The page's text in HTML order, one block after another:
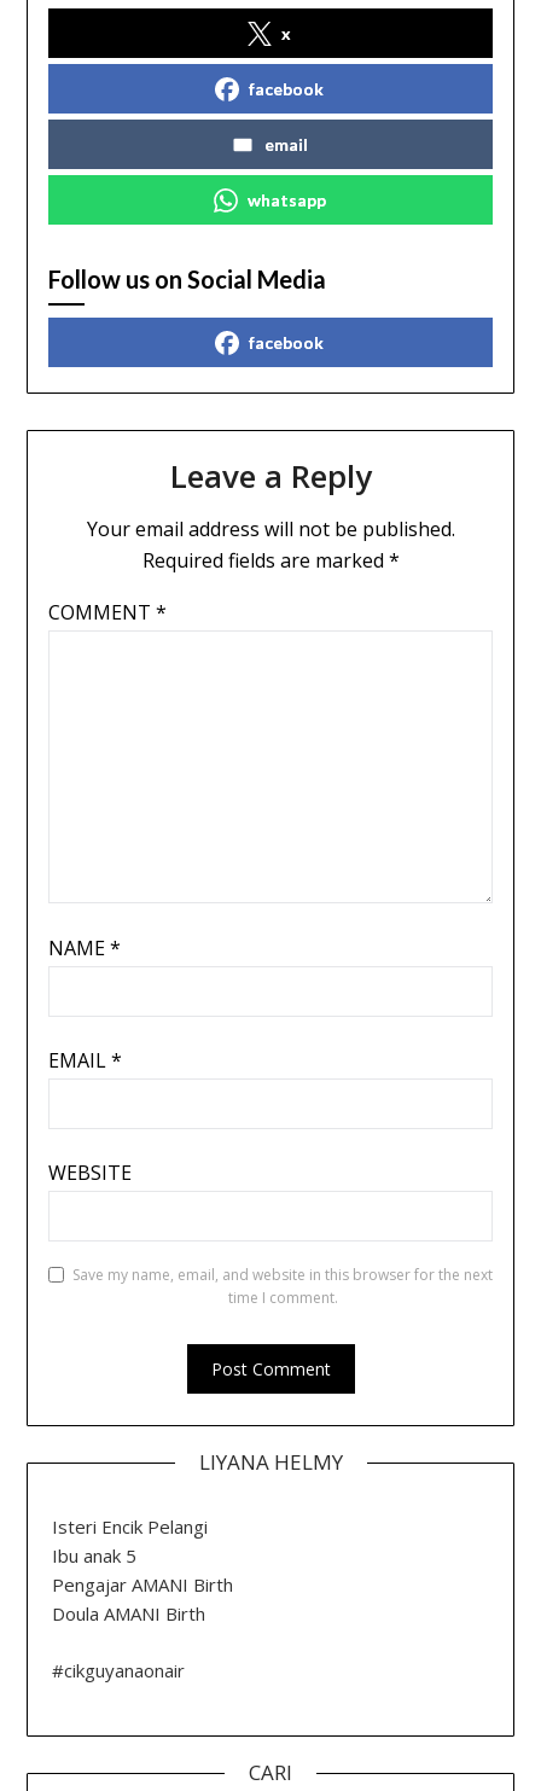
x
facebook
email
whatsapp
Follow us on Social Media
facebook
Leave a Reply
Your email address will not be published.
Required fields are marked *
COMMENT *
NAME*
EMAIL*
WEBSITE
Save my name, email, and website in this browser for the next
time I comment.
LIYANA HELMY
Isteri Encik Pelangi
Ibu anak 5
Pengajar AMANI Birth
Doula AMANI Birth
#cikguyanaonair
CARI